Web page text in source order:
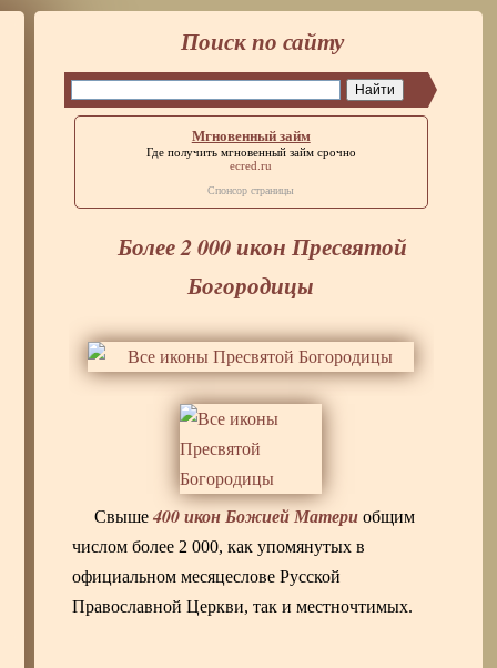
Поиск по сайту
Мгновенный займ
Где получить мгновенный займсрочно
ecred.ru
Спонсор страницы
Более 2 000 икон Пресвятой
Богородицы
Свыше400 икон Божией Матери общим
числом более 2 000, как упомянутых в
официальном месяцеслове Русской
Православной Церкви, так и местночтимых.